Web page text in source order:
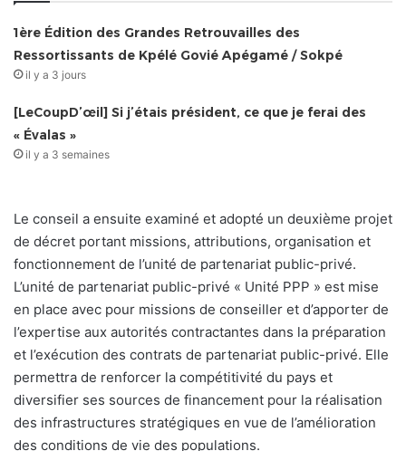
1ère Édition des Grandes Retrouvailles des
Ressortissants de Kpélé Govié Apégamé / Sokpé
il y a 3 jours
[LeCoupD’œil] Si j’étais président, ce que je ferai des
« Évalas »
il y a 3 semaines
Le conseil a ensuite examiné et adopté un deuxième projet
de décret portant missions, attributions, organisation et
fonctionnement de l’unité de partenariat public-privé.
L’unité de partenariat public-privé « Unité PPP » est mise
en place avec pour missions de conseiller et d’apporter de
l’expertise aux autorités contractantes dans la préparation
et l’exécution des contrats de partenariat public-privé. Elle
permettra de renforcer la compétitivité du pays et
diversifier ses sources de financement pour la réalisation
des infrastructures stratégiques en vue de l’amélioration
des conditions de vie des populations.